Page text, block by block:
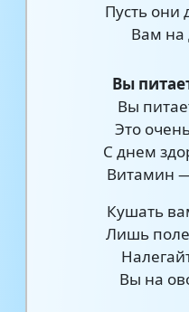
Пусть они
Вам на
Вы
Вы
Это
С днем
Витамин
Кушать
Лишь
Вы на